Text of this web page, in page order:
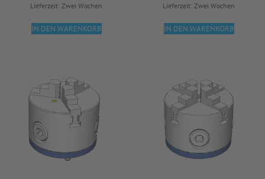
Lieferzeit: Zwei Wochen
IN DEN WARENKORB
Lieferzeit: Zwei Wochen
IN DEN WARENKORB